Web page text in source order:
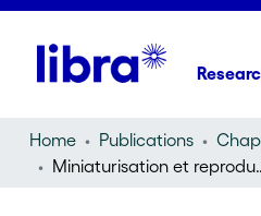
Home Publications
Miniaturisation et